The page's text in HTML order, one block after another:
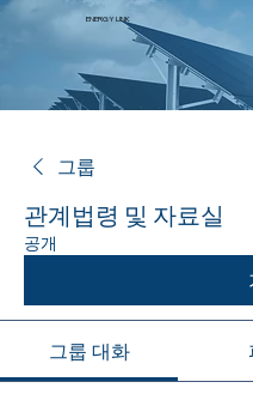
ENERGY LINK
그룹
관계법령 및 자료실
공개
그룹 대화